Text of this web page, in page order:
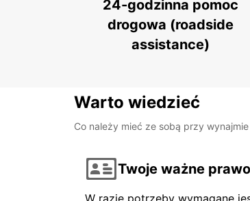
24-godzinna pomoc
drogowa (roadside
assistance)
Warto wiedzieć
Co należy mieć ze sobą przy
Twoje ważne